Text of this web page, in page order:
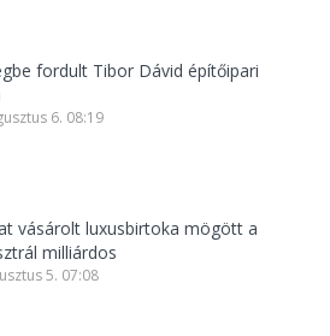
fordult Tibor Dávid építőipari
6. 08:19
vásárolt luxusbirtoka mögött a
milliárdos
5. 07:08